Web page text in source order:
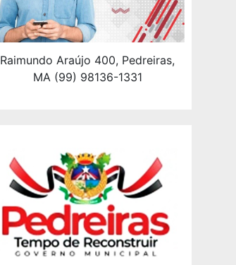
Raimundo Araújo 400, Pedreiras,
MA (99) 98136-1331